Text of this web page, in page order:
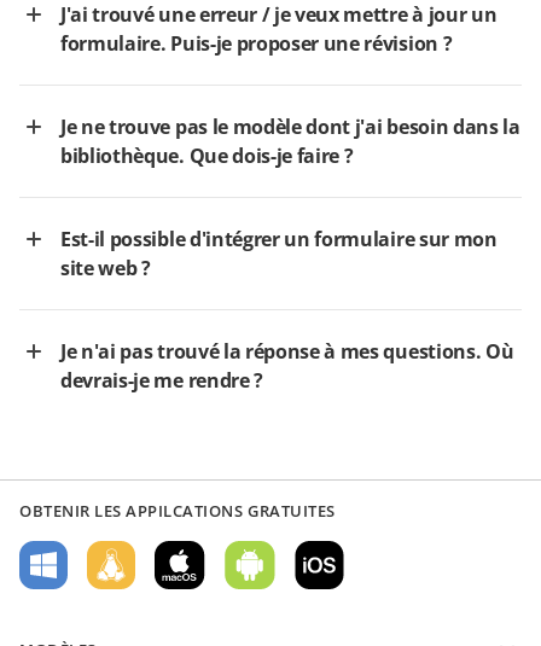
J'ai trouvé une erreur / je veux mettre à jour un
formulaire. Puis-je proposer une révision ?
Je ne trouve pas le modèle dont j'ai besoin dans la
bibliothèque. Que dois-je faire ?
Est-il possible d'intégrer un formulaire sur mon
site web ?
Je n'ai pas trouvé la réponse à mes questions. Où
devrais-je me rendre ?
OBTENIR LES APPILCATIONS GRATUITES